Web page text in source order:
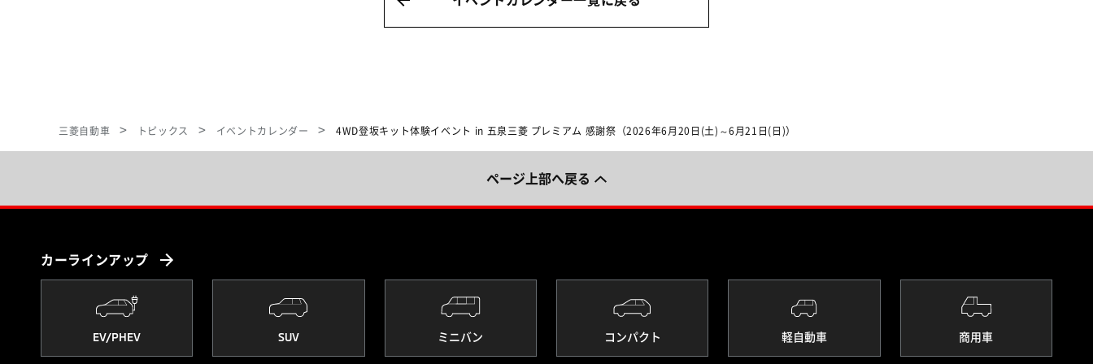
三菱自動車 トピックス イベントカレンダー 4WD登坂キット体験イベント in 五泉三菱 プレミアム 感謝祭（2026年6月20日(土)～6月21日(日)）
ページ上部へ戻る
カーラインアップ
EV/PHEV SUV ミニバン コンパクト 軽自動車 商用車